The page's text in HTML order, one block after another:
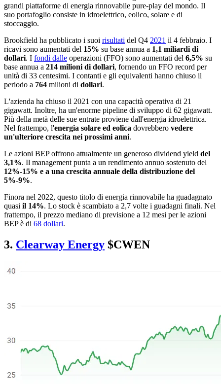
grandi piattaforme di energia rinnovabile pure-play del mondo. Il
suo portafoglio consiste in idroelettrico, eolico, solare e di
stoccaggio.
Brookfield ha pubblicato i suoi risultati del Q4 2021 il 4 febbraio. I
ricavi sono aumentati del 15% su base annua a 1,1 miliardi di
dollari. I fondi dalle operazioni (FFO) sono aumentati del 6,5% su
base annua a 214 milioni di dollari, fornendo un FFO record per
unità di 33 centesimi. I contanti e gli equivalenti hanno chiuso il
periodo a 764 milioni di dollari.
L'azienda ha chiuso il 2021 con una capacità operativa di 21
gigawatt. Inoltre, ha un'enorme pipeline di sviluppo di 62 gigawatt.
Più della metà delle sue entrate proviene dall'energia idroelettrica.
Nel frattempo, l'energia solare ed eolica dovrebbero vedere
un'ulteriore crescita nei prossimi anni.
Le azioni BEP offrono attualmente un generoso dividend yield del
3,1%. Il management punta a un rendimento annuo sostenuto del
12%-15% e a una crescita annuale della distribuzione del
5%-9%.
Finora nel 2022, questo titolo di energia rinnovabile ha guadagnato
quasi il 14%. Lo stock è scambiato a 2,7 volte i guadagni finali. Nel
frattempo, il prezzo mediano di previsione a 12 mesi per le azioni
BEP è di 68 dollari.
3. Clearway Energy $CWEN